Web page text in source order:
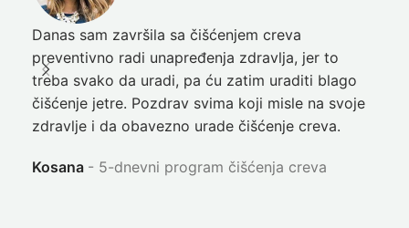
Danas sam završila sa čišćenjem creva
preventivno radi unapređenja zdravlja, jer to
treba svako da uradi, pa ću zatim uraditi blago
čišćenje jetre. Pozdrav svima koji misle na svoje
zdravlje i da obavezno urade čišćenje creva.
Kosana 5-dnevni program čišćenja creva